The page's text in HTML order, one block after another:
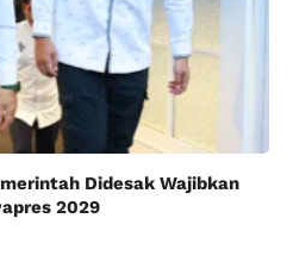
Didesak Wajibkan
2029